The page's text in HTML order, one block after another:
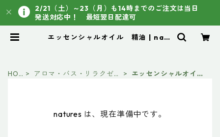
2/21（土）～23（月）も14時までのご注文は当日
発送対応中！ 最短翌日配達可
エッセンシャルオイル 精油 | natu
HO
アロマ・バス・リラクゼー
エッセンシャルオイ
natures は、現在準備中です。